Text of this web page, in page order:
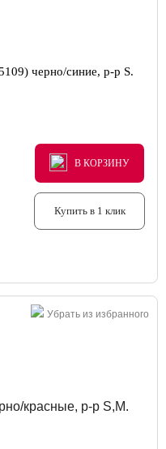
черно/синие, р-р S.
В КОРЗИНУ
В КОРЗИНУ
В КОРЗИНУ
Купить в 1 клик
Убрать из избранного